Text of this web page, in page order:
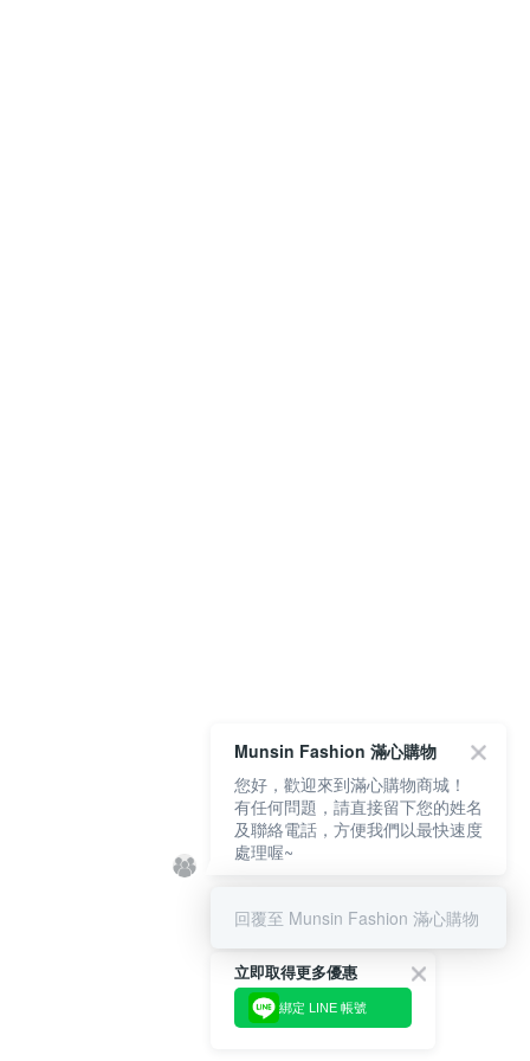
立即取得更多優惠
綁定 LINE 帳號
Munsin Fashion 滿心購物
您好，歡迎來到滿心購物商城！
有任何問題，請直接留下您的姓名
及聯絡電話，方便我們以最快速度
處理喔~
回覆至 Munsin Fashion 滿心購物